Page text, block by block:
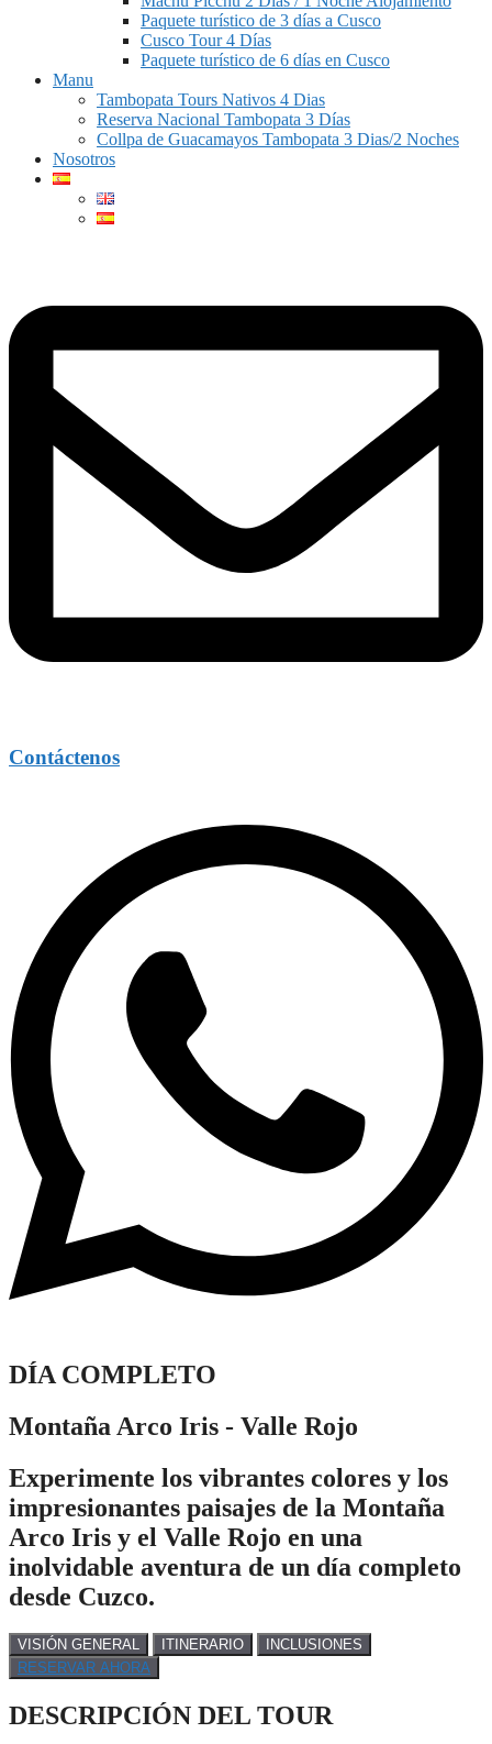
Paquete turístico de 3 días a Cusco
Cusco Tour 4 Días
Paquete turístico de 6 días en Cusco
Manu
Tambopata Tours Nativos 4 Dias
Reserva Nacional Tambopata 3 Días
Collpa de Guacamayos Tambopata 3 Dias/2 Noches
Nosotros
Contáctenos
DÍA COMPLETO
Montaña Arco Iris - Valle Rojo
Experimente los vibrantes colores y los
impresionantes paisajes de la Montaña
Arco Iris y el Valle Rojo en una
inolvidable aventura de un día completo
desde Cuzco.
VISIÓN GENERAL ITINERARIO
INCLUSIONES
RESERVAR AHORA
DESCRIPCIÓN DEL TOUR